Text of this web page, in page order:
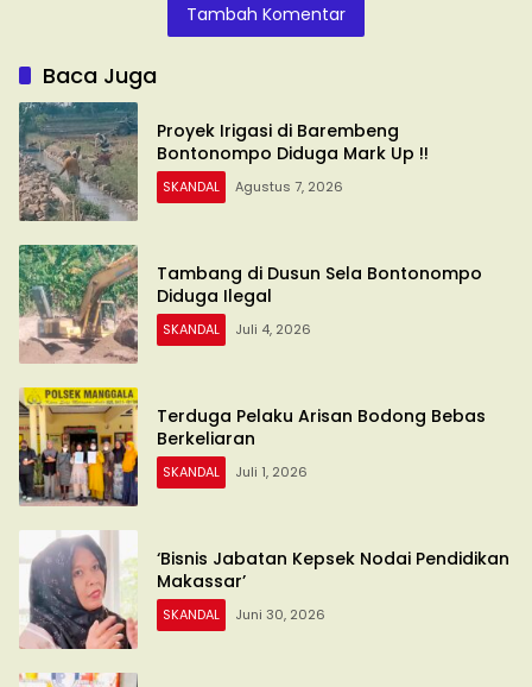
Tambah Komentar
Baca Juga
Proyek Irigasi di Barembeng
Bontonompo Diduga Mark Up !!
SKANDAL Agustus 7, 2026
Tambang di Dusun Sela Bontonompo
Diduga Ilegal
SKANDAL Juli 4, 2026
Terduga Pelaku Arisan Bodong Bebas
Berkeliaran
SKANDAL Juli 1, 2026
‘Bisnis Jabatan Kepsek Nodai Pendidikan
Makassar’
SKANDAL Juni 30, 2026